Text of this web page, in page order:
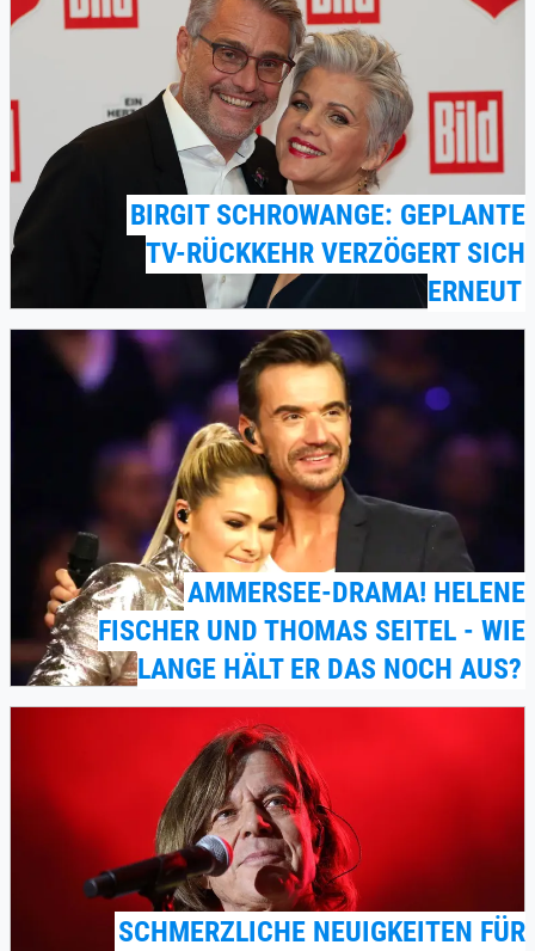
BIRGIT SCHROWANGE: GEPLANTE
TV-RÜCKKEHR VERZÖGERT SICH
ERNEUT
AMMERSEE-DRAMA! HELENE
FISCHER UND THOMAS SEITEL - WIE
LANGE HÄLT ER DAS NOCH AUS?
SCHMERZLICHE NEUIGKEITEN FÜR